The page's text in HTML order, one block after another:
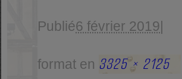
Publié6 février 2019
format en 3325 × 2125